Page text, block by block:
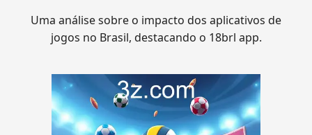
Uma análise sobre o impacto dos aplicativos de
jogos no Brasil, destacando o 18brl app.